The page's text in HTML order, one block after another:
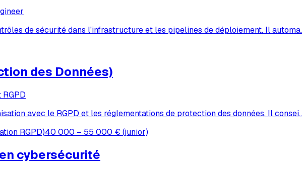
de sécurité dans l'infrastructure et les pipelines de déploiement. Il automa
des Données)
avec le RGPD et les réglementations de protection des données. Il consei
RGPD)40 000 – 55 000 € (junior)
cybersécurité